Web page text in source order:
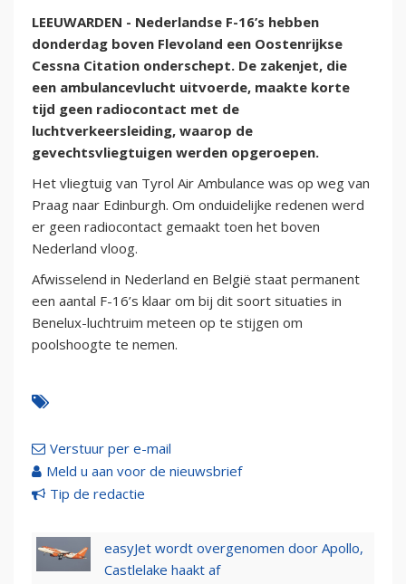
LEEUWARDEN - Nederlandse F-16’s hebben
donderdag boven Flevoland een Oostenrijkse
Cessna Citation onderschept. De zakenjet, die
een ambulancevlucht uitvoerde, maakte korte
tijd geen radiocontact met de
luchtverkeersleiding, waarop de
gevechtsvliegtuigen werden opgeroepen.
Het vliegtuig van Tyrol Air Ambulance was op weg van
Praag naar Edinburgh. Om onduidelijke redenen werd
er geen radiocontact gemaakt toen het boven
Nederland vloog.
Afwisselend in Nederland en België staat permanent
een aantal F-16’s klaar om bij dit soort situaties in
Benelux-luchtruim meteen op te stijgen om
poolshoogte te nemen.
Verstuur per e-mail
Meld u aan voor de nieuwsbrief
Tip de redactie
easyJet wordt overgenomen door Apollo,
Castlelake haakt af